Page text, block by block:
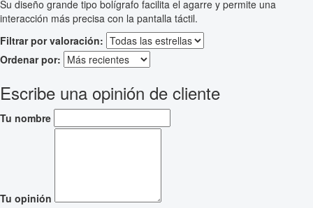
Su diseño grande tipo bolígrafo facilita el agarre y permite una
interacción más precisa con la pantalla táctil.
Filtrar por valoración:
Ordenar por:
Escribe una opinión de cliente
Tu nombre
Tu opinión